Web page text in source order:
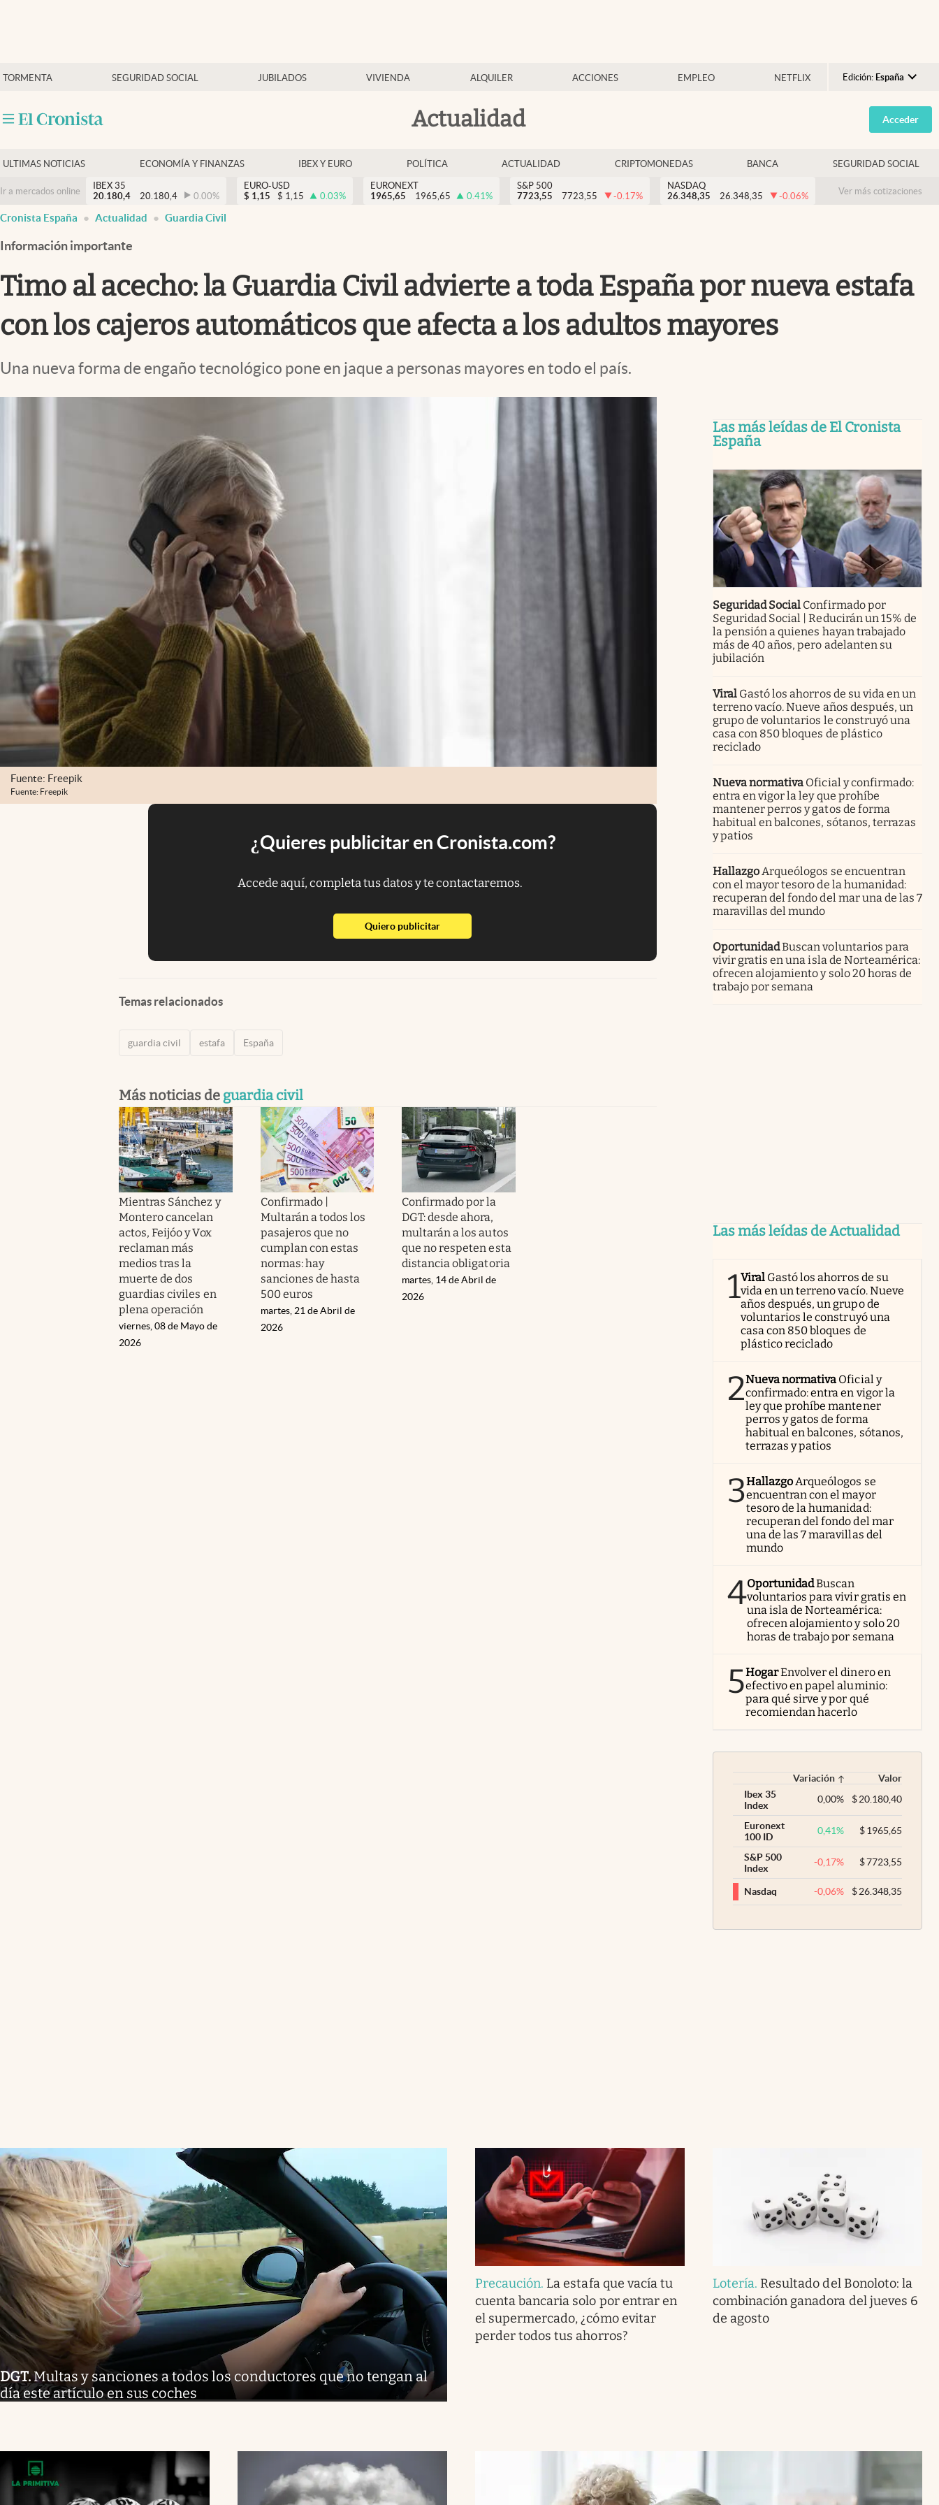
TORMENTA SEGURIDAD SOCIAL JUBILADOS VIVIENDA ALQUILER ACCIONES EMPLEO NETFLIX Edición: España
Argentina
España
USA
Colombia
Actualidad
Economía y finanzas
Criptomonedas
Acceder
ULTIMAS NOTICIAS ECONOMÍA Y FINANZAS IBEX Y EURO POLÍTICA ACTUALIDAD CRIPTOMONEDAS BANCA SEGURIDAD SOCIAL
Ir a mercados online
IBEX 35
20.180,4
20.180,4 0.00%
EURO-USD
$ 1,15 $ 1,15 0.03%
EURONEXT
1965,65
1965,65 0.41%
S&P 500
7723,55
7723,55 -0.17%
NASDAQ
26.348,35
26.348,35 -0.06% Ver más cotizaciones
Cronista España Actualidad Guardia Civil
Información importante
Timo al acecho: la Guardia Civil advierte a toda España por nueva estafa
con los cajeros automáticos que afecta a los adultos mayores
Una nueva forma de engaño tecnológico pone en jaque a personas mayores en todo el país.
Fuente: Freepik
Fuente: Freepik
¿Quieres publicitar en Cronista.com?
Accede aquí, completa tus datos y te contactaremos.
Quiero publicitarabre en nueva pestaña
Temas relacionados
guardia civil estafa España
Más noticias de guardia civil
Mientras Sánchez y
Montero cancelan
actos, Feijóo y Vox
reclaman más
medios tras la
muerte de dos
guardias civiles en
plena operación
viernes, 08 de Mayo de
2026
Confirmado |
Multarán a todos los
pasajeros que no
cumplan con estas
normas: hay
sanciones de hasta
500 euros
martes, 21 de Abril de
2026
Confirmado por la
DGT: desde ahora,
multarán a los autos
que no respeten esta
distancia obligatoria
martes, 14 de Abril de
2026
Las más leídas de El Cronista
España
Seguridad Social Confirmado por
Seguridad Social | Reducirán un 15% de
la pensión a quienes hayan trabajado
más de 40 años, pero adelanten su
jubilación
Viral Gastó los ahorros de su vida en un
terreno vacío. Nueve años después, un
grupo de voluntarios le construyó una
casa con 850 bloques de plástico
reciclado
Nueva normativa Oficial y confirmado:
entra en vigor la ley que prohíbe
mantener perros y gatos de forma
habitual en balcones, sótanos, terrazas
y patios
HallazgoArqueólogos se encuentran
con el mayor tesoro de la humanidad:
recuperan del fondo del mar una de las 7
maravillas del mundo
OportunidadBuscan voluntarios para
vivir gratis en una isla de Norteamérica:
ofrecen alojamiento y solo 20 horas de
trabajo por semana
Las más leídas de Actualidad
1Viral Gastó los ahorros de su
vida en un terreno vacío. Nueve
años después, un grupo de
voluntarios le construyó una
casa con 850 bloques de
plástico reciclado
2Nueva normativa Oficial y
confirmado: entra en vigor la
ley que prohíbe mantener
perros y gatos de forma
habitual en balcones, sótanos,
terrazas y patios
3HallazgoArqueólogos se
encuentran con el mayor
tesoro de la humanidad:
recuperan del fondo del mar
una de las 7 maravillas del
mundo
4OportunidadBuscan
voluntarios para vivir gratis en
una isla de Norteamérica:
ofrecen alojamiento y solo 20
horas de trabajo por semana
5HogarEnvolver el dinero en
efectivo en papel aluminio:
para qué sirve y por qué
recomiendan hacerlo
Variación
Valor
Ibex 35
Index
0,00% $20.180,40
Euronext
100 ID
0,41% $1965,65
S&P 500
Index
-0,17% $7723,55
Nasdaq -0,06% $26.348,35
DGT.Multas y sanciones a todos los conductores que no tengan al
día este artículo en sus coches
Precaución. La estafa que vacía tu
cuenta bancaria solo por entrar en
el supermercado, ¿cómo evitar
perder todos tus ahorros?
Lotería. Resultado del Bonoloto: la
combinación ganadora del jueves 6
de agosto